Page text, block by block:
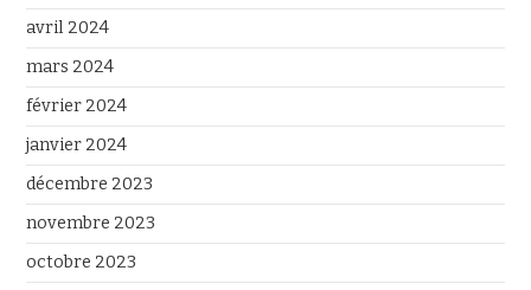
avril 2024
mars 2024
février 2024
janvier 2024
décembre 2023
novembre 2023
octobre 2023